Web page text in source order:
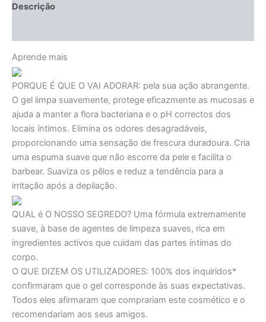
Descrição
Aprende mais
PORQUE É QUE O VAI ADORAR: pela sua ação abrangente.
O gel limpa suavemente, protege eficazmente as mucosas e
ajuda a manter a flora bacteriana e o pH correctos dos
locais íntimos. Elimina os odores desagradáveis,
proporcionando uma sensação de frescura duradoura. Cria
uma espuma suave que não escorre da pele e facilita o
barbear. Suaviza os pêlos e reduz a tendência para a
irritação após a depilação.
QUAL é O NOSSO SEGREDO? Uma fórmula extremamente
suave, à base de agentes de limpeza suaves, rica em
ingredientes activos que cuidam das partes íntimas do
corpo.
O QUE DIZEM OS UTILIZADORES: 100% dos inquiridos*
confirmaram que o gel corresponde às suas expectativas.
Todos eles afirmaram que comprariam este cosmético e o
recomendariam aos seus amigos.